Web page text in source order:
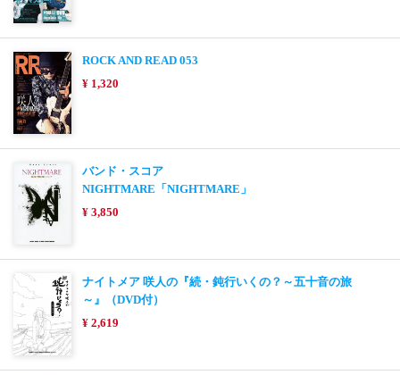
ROCK AND READ 053
¥ 1,320
バンド・スコア
NIGHTMARE「NIGHTMARE」
¥ 3,850
ナイトメア 咲人の『続・鈍行いくの？～五十音の旅
～』（DVD付）
¥ 2,619